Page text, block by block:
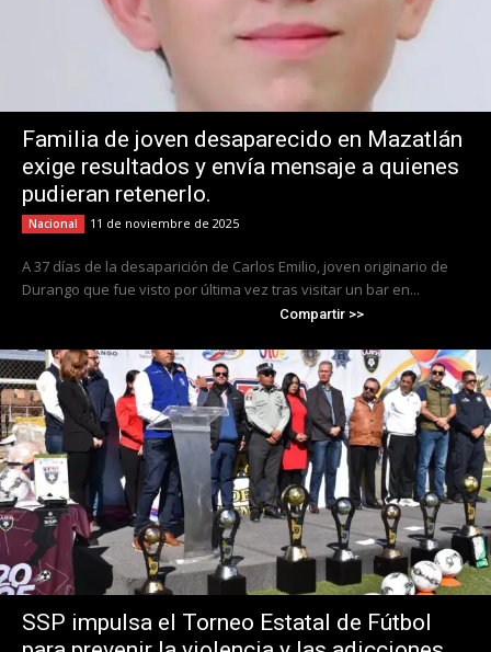
Familia de joven desaparecido en Mazatlán
exige resultados y envía mensaje a quienes
pudieran retenerlo.
Nacional 11 de noviembre de 2025
A 37 días de la desaparición de Carlos Emilio, joven originario de
Durango que fue visto por última vez tras visitar un bar en...
Compartir >>
SSP impulsa el Torneo Estatal de Fútbol